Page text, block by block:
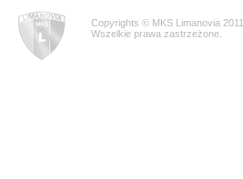
Copyrights © MKS Limanovia 2011
Wszelkie prawa zastrzeżone.